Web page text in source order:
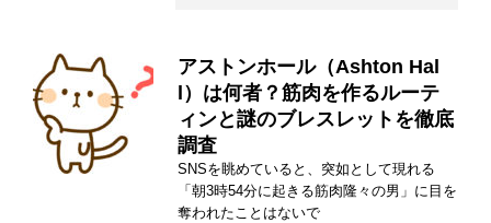
アストンホール（Ashton Hal
l）は何者？筋肉を作るルーテ
ィンと謎のブレスレットを徹底
調査
SNSを眺めていると、突如として現れる
「朝3時54分に起きる筋肉隆々の男」に目を
奪われたことはないで